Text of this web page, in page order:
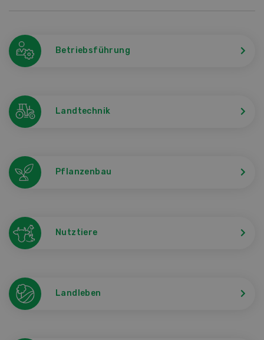
Betriebsführung
Landtechnik
Pflanzenbau
Nutztiere
Landleben